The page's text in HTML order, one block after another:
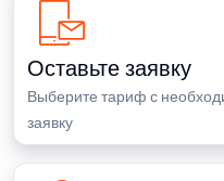
Оставьте заявку
Выберите тариф с
заявку